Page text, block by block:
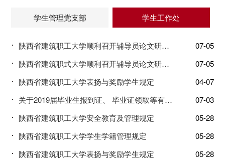
学生管理党支部 学生工作处
陕西省建筑职工大学顺利召开辅导员论文研讨会
07-05
陕西省建筑职式大学顺利召开辅导员论文研讨会
07-05
陕西省建筑职工大学表扬与奖励学生规定
04-07
关于2019届毕业生报到证、 毕业证领取等有关事项的通知
07-03
陕西省建筑职工大学安全教育及管理规定
05-28
陕西省建筑职工大学学生学籍管理规定
05-28
陕西省建筑职工大学表扬与奖励学生规定
05-28